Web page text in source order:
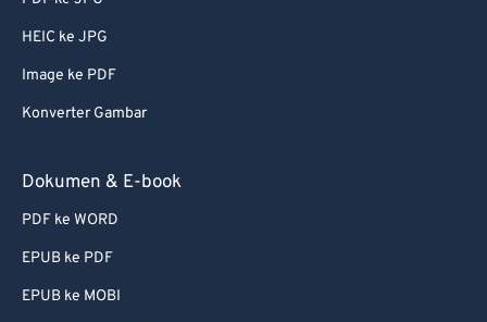
HEIC ke JPG
Image ke PDF
Konverter Gambar
Dokumen & E-book
PDF ke WORD
EPUB ke PDF
EPUB ke MOBI